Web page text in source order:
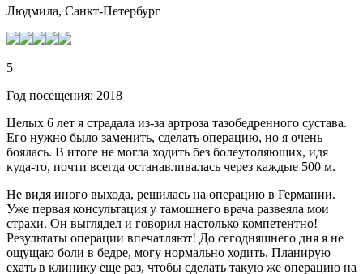
Людмила, Санкт-Петербург
5
Год посещения: 2018
Целых 6 лет я страдала из-за артроза тазобедренного сустава.
Его нужно было заменить, сделать операцию, но я очень
боялась. В итоге не могла ходить без болеутоляющих, идя
куда-то, почти всегда останавливалась через каждые 500 м.
Не видя иного выхода, решилась на операцию в Германии.
Уже первая консультация у тамошнего врача развеяла мои
страхи. Он выглядел и говорил настолько компетентно!
Результаты операции впечатляют! До сегодняшнего дня я не
ощущаю боли в бедре, могу нормально ходить. Планирую
ехать в клинику еще раз, чтобы сделать такую же операцию на